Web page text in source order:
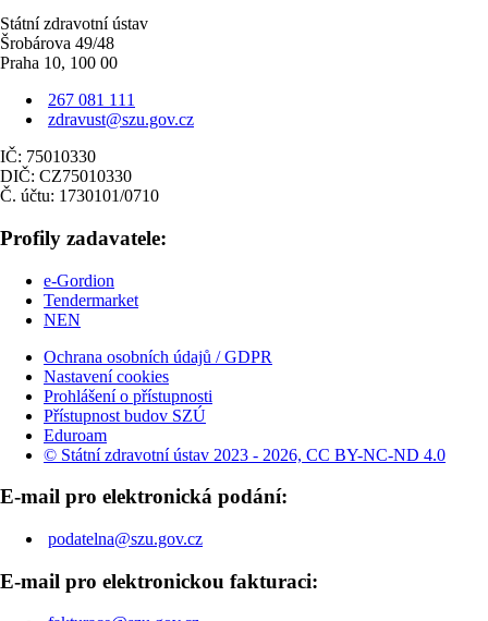
Státní zdravotní ústav
Šrobárova 49/48
Praha 10, 100 00
267 081 111
zdravust@szu.gov.cz
IČ: 75010330
DIČ: CZ75010330
Č. účtu: 1730101/0710
Profily zadavatele:
e-Gordion
Tendermarket
NEN
Ochrana osobních údajů / GDPR
Nastavení cookies
Prohlášení o přístupnosti
Přístupnost budov SZÚ
Eduroam
© Státní zdravotní ústav 2023 - 2026, CC BY-NC-ND 4.0
E-mail pro elektronická podání:
podatelna@szu.gov.cz
E-mail pro elektronickou fakturaci: